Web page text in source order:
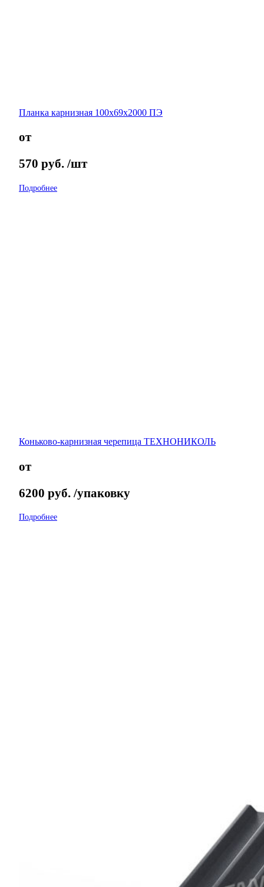
Планка карнизная 100х69х2000 ПЭ
от
570 руб. /шт
Подробнее
Коньково-карнизная черепица ТЕХНОНИКОЛЬ
от
6200 руб. /упаковку
Подробнее